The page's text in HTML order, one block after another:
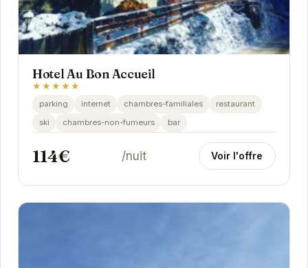
Hotel Au Bon Accueil
★★★★★
parking internet chambres-familiales
restaurant
ski
chambres-non-fumeurs bar
114€ /nuit Voir l'offre